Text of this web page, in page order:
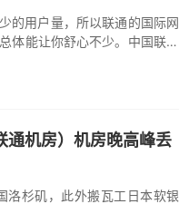
的用户量，所以联通的国际网
体能让你舒心不少。中国联通
通机房）机房晚高峰丢
洛杉矶，此外搬瓦工日本软银